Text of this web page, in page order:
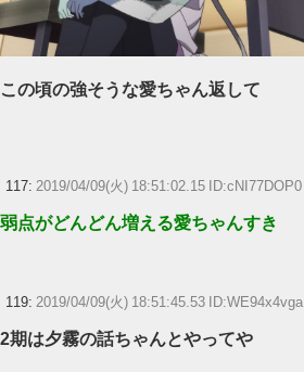
この頃の強そうな愛ちゃん返して
117: 2019/04/09(火) 18:51:02.15 ID:cNI77DOP0
弱点がどんどん増える愛ちゃんすき
119: 2019/04/09(火) 18:51:45.53 ID:WE94x4vga
2期は夕霧の話ちゃんとやってや